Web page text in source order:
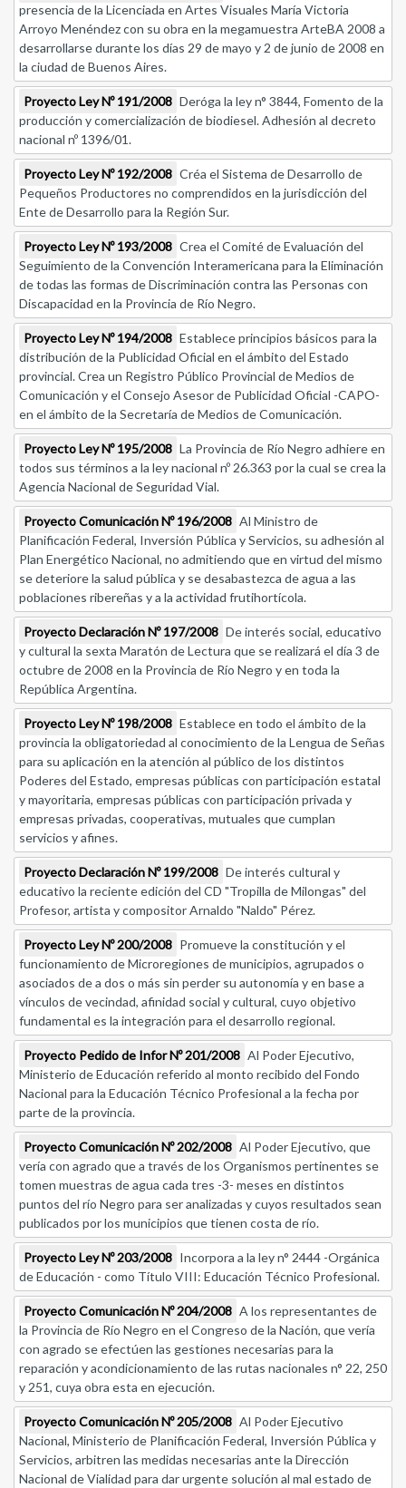
presencia de la Licenciada en Artes Visuales María Victoria
Arroyo Menéndez con su obra en la megamuestra ArteBA 2008 a
desarrollarse durante los días 29 de mayo y 2 de junio de 2008 en
la ciudad de Buenos Aires.
Proyecto Ley Nº 191/2008 Deróga la ley n° 3844, Fomento de la
producción y comercialización de biodiesel. Adhesión al decreto
nacional nº 1396/01.
Proyecto Ley Nº 192/2008 Créa el Sistema de Desarrollo de
Pequeños Productores no comprendidos en la jurisdicción del
Ente de Desarrollo para la Región Sur.
Proyecto Ley Nº 193/2008 Crea el Comité de Evaluación del
Seguimiento de la Convención Interamericana para la Eliminación
de todas las formas de Discriminación contra las Personas con
Discapacidad en la Provincia de Río Negro.
Proyecto Ley Nº 194/2008 Establece principios básicos para la
distribución de la Publicidad Oficial en el ámbito del Estado
provincial. Crea un Registro Público Provincial de Medios de
Comunicación y el Consejo Asesor de Publicidad Oficial -CAPO-
en el ámbito de la Secretaría de Medios de Comunicación.
Proyecto Ley Nº 195/2008 La Provincia de Río Negro adhiere en
todos sus términos a la ley nacional nº 26.363 por la cual se crea la
Agencia Nacional de Seguridad Vial.
Proyecto Comunicación Nº 196/2008 Al Ministro de
Planificación Federal, Inversión Pública y Servicios, su adhesión al
Plan Energético Nacional, no admitiendo que en virtud del mismo
se deteriore la salud pública y se desabastezca de agua a las
poblaciones ribereñas y a la actividad frutihortícola.
Proyecto Declaración Nº 197/2008 De interés social, educativo
y cultural la sexta Maratón de Lectura que se realizará el día 3 de
octubre de 2008 en la Provincia de Río Negro y en toda la
República Argentina.
Proyecto Ley Nº 198/2008 Establece en todo el ámbito de la
provincia la obligatoriedad al conocimiento de la Lengua de Señas
para su aplicación en la atención al público de los distintos
Poderes del Estado, empresas públicas con participación estatal
y mayoritaria, empresas públicas con participación privada y
empresas privadas, cooperativas, mutuales que cumplan
servicios y afines.
Proyecto Declaración Nº 199/2008 De interés cultural y
educativo la reciente edición del CD "Tropilla de Milongas" del
Profesor, artista y compositor Arnaldo "Naldo" Pérez.
Proyecto Ley Nº 200/2008 Promueve la constitución y el
funcionamiento de Microregiones de municipios, agrupados o
asociados de a dos o más sin perder su autonomía y en base a
vínculos de vecindad, afinidad social y cultural, cuyo objetivo
fundamental es la integración para el desarrollo regional.
Proyecto Pedido de Infor Nº 201/2008 Al Poder Ejecutivo,
Ministerio de Educación referido al monto recibido del Fondo
Nacional para la Educación Técnico Profesional a la fecha por
parte de la provincia.
Proyecto Comunicación Nº 202/2008 Al Poder Ejecutivo, que
vería con agrado que a través de los Organismos pertinentes se
tomen muestras de agua cada tres -3- meses en distintos
puntos del río Negro para ser analizadas y cuyos resultados sean
publicados por los municipios que tienen costa de río.
Proyecto Ley Nº 203/2008 Incorpora a la ley n° 2444 -Orgánica
de Educación - como Título VIII: Educación Técnico Profesional.
Proyecto Comunicación Nº 204/2008 A los representantes de
la Provincia de Río Negro en el Congreso de la Nación, que vería
con agrado se efectúen las gestiones necesarias para la
reparación y acondicionamiento de las rutas nacionales n° 22, 250
y 251, cuya obra esta en ejecución.
Proyecto Comunicación Nº 205/2008 Al Poder Ejecutivo
Nacional, Ministerio de Planificación Federal, Inversión Pública y
Servicios, arbitren las medidas necesarias ante la Dirección
Nacional de Vialidad para dar urgente solución al mal estado de